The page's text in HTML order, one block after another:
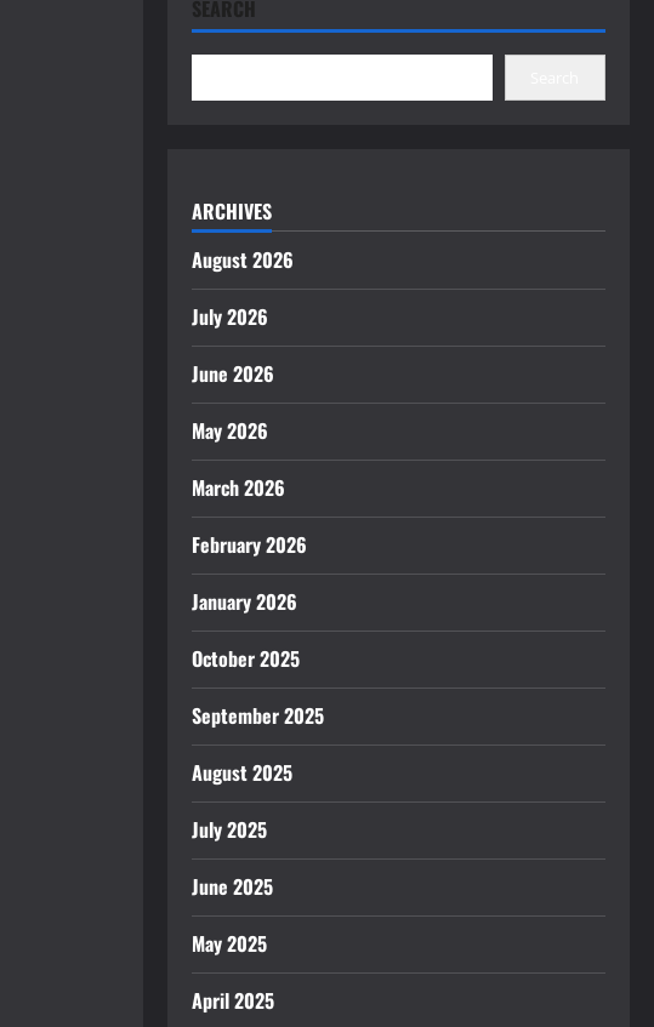
SEARCH
ARCHIVES
August 2026
July 2026
June 2026
May 2026
March 2026
February 2026
January 2026
October 2025
September 2025
August 2025
July 2025
June 2025
May 2025
April 2025